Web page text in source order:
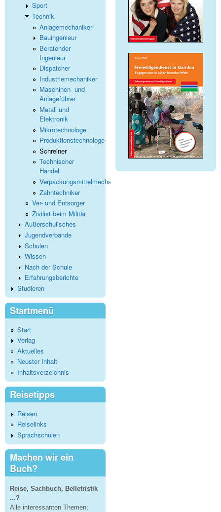
Sport
Technik
Anlagemechaniker
Bauingenieur
Beratender
Ingenieur
Dispatcher
Industriemechaniker
Maschinen- und
Anlageführer
Metall und
Elektronik
Mikrotechnologe
Produktionstechnologe
Schreiner
Technischer
Handel
Verpackungsmittelmechaniker
Zahntechniker
Ver- und Entsorger
Zivilist beim Militär
Außerschulisches
Jugendverbände
Schulen
Wissen
Nach der Schule
Erfahrungsberichte
Studieren
Startmenü
Start
Verlag
Aktuelles
Neuster Inhalt
Inhaltsverzeichnis
Reisetipps
Reisen
Reiselinks
Sprachschulen
Machen wir ein
Buch?
Reise, Sachbuch, Belletristik
...?
Alle interessanten Themen;